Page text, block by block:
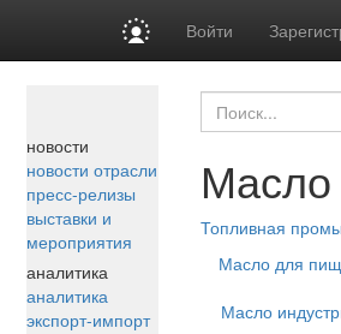
Войти
новости
новости отрасли
пресс-релизы
выставки и
мероприятия
аналитика
аналитика
экспорт-импорт
Топливная
Масло для
Масло